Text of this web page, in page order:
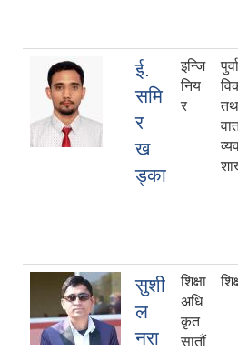
ई.
समि
र
ख
ड्का
इन्जि
निय
र
सुशी
ल
नरा
शिक्षा
अधि
कृत
सातौं